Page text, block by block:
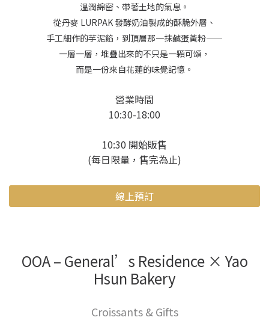
溫潤綿密、帶著土地的氣息。
從丹麥 LURPAK 發酵奶油製成的酥脆外層、
手工細作的芋泥餡，到頂層那一抹鹹蛋黃粉——
一層一層，堆疊出來的不只是一顆可頌，
而是一份來自花蓮的味覺記憶。
營業時間
10:30-18:00
10:30 開始販售
(每日限量，售完為止)
線上預訂
OOA – General’s Residence × Yao
Hsun Bakery
Croissants & Gifts